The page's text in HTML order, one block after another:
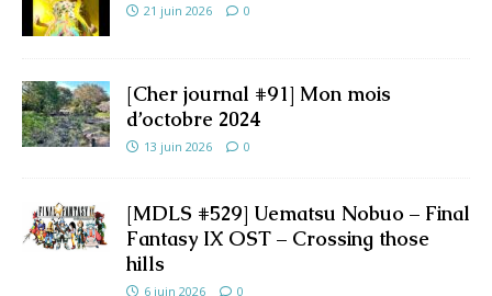
21 juin 2026 0
[Cher journal #91] Mon mois
d’octobre 2024
13 juin 2026 0
[MDLS #529] Uematsu Nobuo – Final
Fantasy IX OST – Crossing those
hills
6 juin 2026 0